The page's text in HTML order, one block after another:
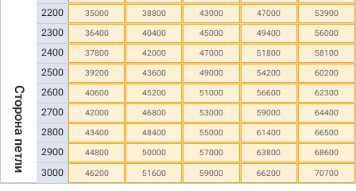
Сторона петли
2200
2300
2400
2500
2600
2700
2800
2900
3000
35000 38800 43000 47000 53900
36400 40400 45000 49400 56000
37800 42000 47000 51800 58100
39200 43600 49000 54200 60200
40600 45200 51000 56600 62300
42000 46800 53000 59000 64400
43400 48400 55000 61400 66500
44800 50000 57000 63800 68600
46200 51600 59000 66200 70700